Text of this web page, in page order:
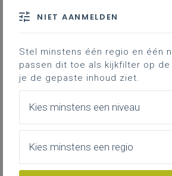
DOWNLOADS
artistieke vorming B - II -
leerjaar 2de graad vanaf
PDF 824KB
NIET AANMELDEN
Stel minstens één regio en één
passen dit toe als kijkfilter op
je de gepaste inhoud ziet.
Kies minstens een niveau
Kies minstens een regio